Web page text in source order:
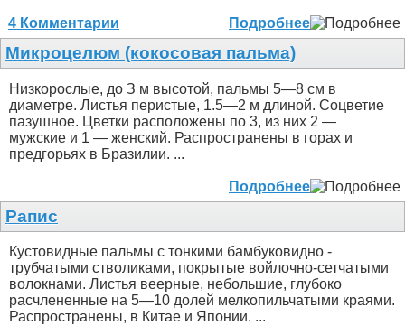
4 Комментарии Подробнее
Микроцелюм (кокосовая пальма)
Низкорослые, до З м высотой, пальмы 5—8 см в
диаметре. Листья перистые, 1.5—2 м длиной. Соцветие
пазушное. Цветки расположены по 3, из них 2 —
мужские и 1 — женский. Распространены в горах и
предгорьях в Бразилии. ...
Подробнее
Рапис
Кустовидные пальмы с тонкими бамбуковидно -
трубчатыми стволиками, покрытые войлочно-сетчатыми
волокнами. Листья веерные, небольшие, глубоко
расчлененные на 5—10 долей мелкопильчатыми краями.
Распространены, в Китае и Японии. ...